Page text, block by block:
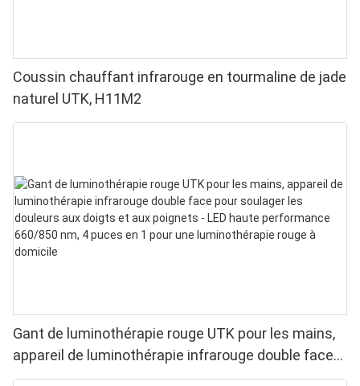
Coussin chauffant infrarouge en tourmaline de jade
naturel UTK, H11M2
Gant de luminothérapie rouge UTK pour les mains,
appareil de luminothérapie infrarouge double face
pour soulager les douleurs aux doigts et aux